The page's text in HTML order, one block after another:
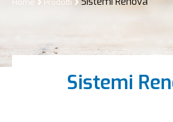
Home Prodotti
Sistemi